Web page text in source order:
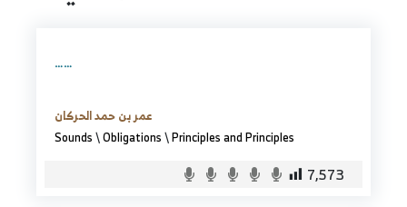
……
عمر بن حمد الحركان
Sounds\Obligations\Principles and Principles
7,573